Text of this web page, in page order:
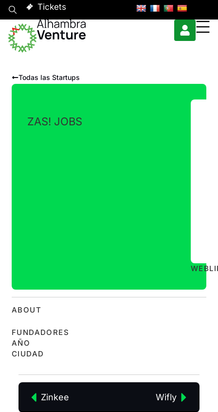
Tickets
Todas las Startups
ZAS! JOBS
WEB
ABOUT
FUNDADORES
AÑO
CIUDAD
Zinkee Wifly